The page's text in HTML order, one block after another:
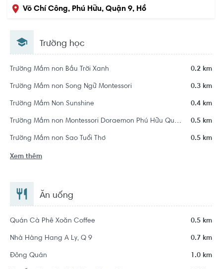
Võ Chí Công, Phú Hữu, Quận 9, Hồ
Trường học
Trường Mầm non Bầu Trời Xanh 0.2 km
Trường Mầm non Song Ngữ Montessori 0.3 km
Trường Mầm Non Sunshine 0.4 km
Trường Mầm non Montessori Doraemon Phú Hữu Quận 9 0.5 km
Trường Mầm non Sao Tuổi Thơ 0.5 km
Xem thêm
Ăn uống
Quán Cà Phê Xoăn Coffee 0.5 km
Nhà Hàng Hang A Ly, Q 9 0.7 km
Đông Quán 1.0 km